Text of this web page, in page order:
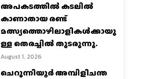
അപകടത്തിൽ കടലിൽ
കാണാതായ രണ്ട്
മത്സ്യത്തൊഴിലാളികൾക്കായു
ള്ള തെരച്ചിൽ തുടരുന്നു.
August 1, 2026
ചെറുന്നിയൂർ അമ്പിളിചന്ത